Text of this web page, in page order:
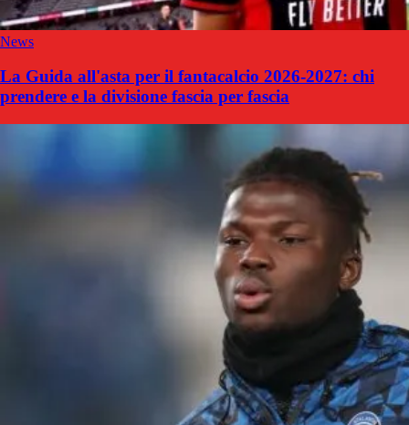
News
La Guida all'asta per il fantacalcio 2026-2027: chi
prendere e la divisione fascia per fascia